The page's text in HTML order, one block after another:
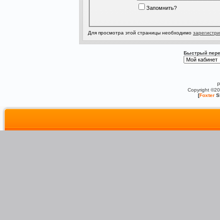
Запомнить?
Для просмотра этой страницы необходимо
Быстрый
Copyright
[Foxter